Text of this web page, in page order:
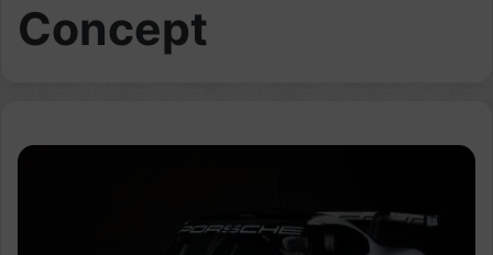
Concept